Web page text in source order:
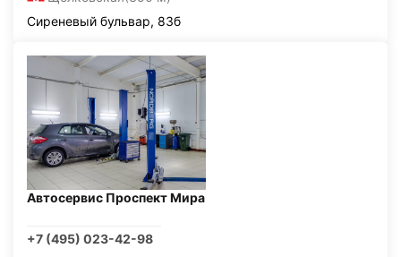
Сиреневый бульвар, 83б
Автосервис Проспект Мира
+7 (495) 023-42-98